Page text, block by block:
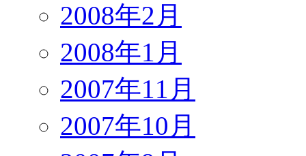
2008年2月
2008年1月
2007年11月
2007年10月